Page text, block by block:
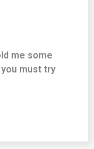
me some
must try